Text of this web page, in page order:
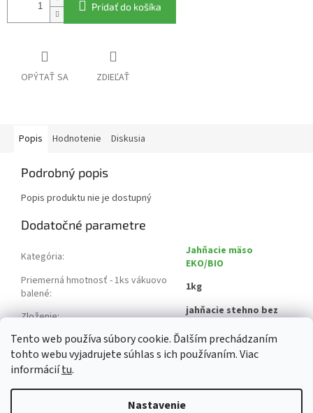
Tento web používa súbory cookie. Ďalším prechádzaním
tohto webu vyjadrujete súhlas s ich používaním. Viac
informáciítu.
Nastavenie
Pridať do košíka
OPÝTAŤ SA ZDIEĽAŤ
Popis Hodnotenie Diskusia
Podrobný popis
Popis produktu nie je dostupný
Dodatočné parametre
Kategória:
Jahňacie mäso
EKO/BIO
Priemerná hmotnosť - 1ks vákuovo
balené: 1kg
Zloženie:
jahňacie stehno bez
Krajina pôvodu: Česká republika
Vytvoril Shoptet